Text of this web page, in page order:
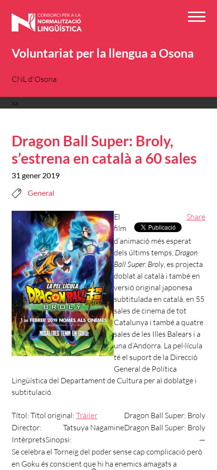
Voluntariat per la llengua a Osona
CNL d'Osona
xx
Dragon Ball Super: Broly,
s’estrena en català a 60 sales
31 gener 2019
General
Share
El
film
d’animació més esperat
dels últims temps, Dragon
Ball Super: Broly, es projecta
doblat al català i també en
versió original japonesa
subtitulada en català, en 55
sales de cinema de tot
Catalunya i també a quatre
sales de les Illes Balears i a
una d’Andorra. La pel·lícula
té el suport de la Direcció
General de Política
Lingüística del Departament de Cultura per al doblatge i
subtitulació.
Títol: Dragon Ball Super: Broly
Títol original:
Dragon Ball Super: Broly
Director:
Tatsuya Nagamine
Intèrprets
—
Sinopsi:
Se celebra el Torneig del poder sense cap complicació però
en Goku és conscient que hi ha enemics amagats a
Tràiler